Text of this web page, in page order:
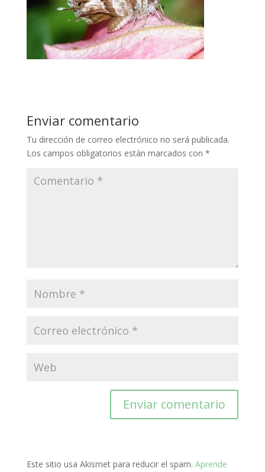
Enviar comentario
Tu dirección de correo electrónico no será publicada.
Los campos obligatorios están marcados con *
Este sitio usa Akismet para reducir el spam. Aprende